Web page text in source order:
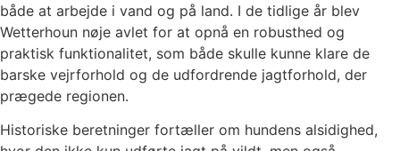
både at arbejde i vand og på land. I de tidlige år blev
Wetterhoun nøje avlet for at opnå en robusthed og
praktisk funktionalitet, som både skulle kunne klare de
barske vejrforhold og de udfordrende jagtforhold, der
prægede regionen.
Historiske beretninger fortæller om hundens alsidighed,